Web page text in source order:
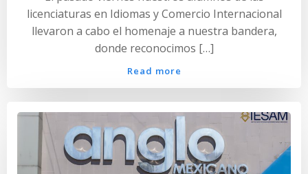
licenciaturas en Idiomas y Comercio Internacional
llevaron a cabo el homenaje a nuestra bandera,
donde reconocimos […]
Read more